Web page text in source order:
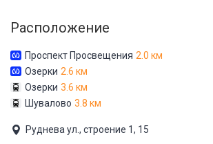
Расположение
Проспект Просвещения 2.0 км
Озерки 2.6 км
Озерки 3.6 км
Шувалово 3.8 км
Руднева ул., строение 1, 15